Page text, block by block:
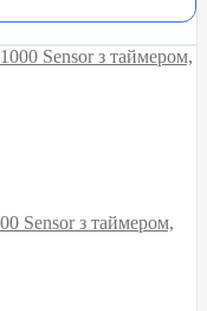
Sensor з таймером,